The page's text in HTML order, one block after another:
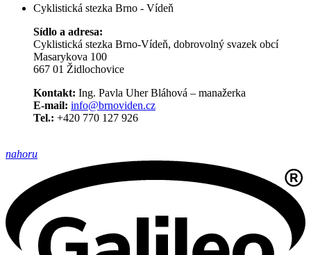
Cyklistická stezka Brno - Vídeň
Sídlo a adresa:
Cyklistická stezka Brno-Vídeň, dobrovolný svazek obcí
Masarykova 100
667 01 Židlochovice
Kontakt: Ing. Pavla Uher Bláhová – manažerka
E-mail: info@brnoviden.cz
Tel.: +420 770 127 926
nahoru